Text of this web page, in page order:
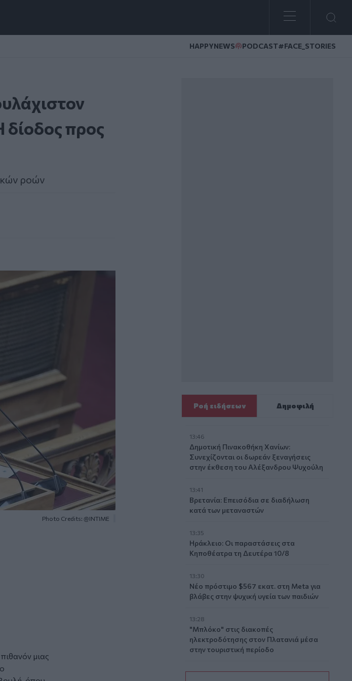
HAPPYNEWS PODCAST#FACE_STORIES
προς
ροών
Photo Credits: @INTIME
μιας
Ροή ειδήσεων Δημοφιλή
13:46
Δημοτική Πινακοθήκη Χανίων:
Συνεχίζονται οι δωρεάν ξεναγήσεις
στην έκθεση του Αλέξανδρου Ψυχούλη
13:41
Βρετανία: Επεισόδια σε διαδήλωση
κατά των μεταναστών
13:35
Ηράκλειο: Οι παραστάσεις στα
Κηποθέατρα τη Δευτέρα 10/8
13:30
Νέο πρόστιμο $567 εκατ. στη Meta για
βλάβες στην ψυχική υγεία των παιδιών
13:28
"Μπλόκο" στις διακοπές
ηλεκτροδότησης στον Πλατανιά μέσα
στην τουριστική περίοδο
13:22